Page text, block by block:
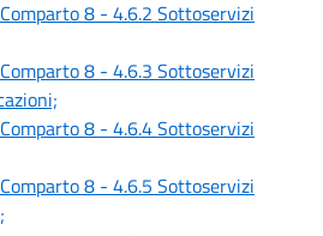
8 - 4.6.2 Sottoservizi
8 - 4.6.3 Sottoservizi
8 - 4.6.4 Sottoservizi
8 - 4.6.5 Sottoservizi